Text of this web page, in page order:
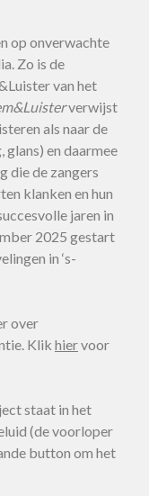
op onverwachte
Zo is de
van het
verwijst
als naar de
glans) en daarmee
die de zangers
klanken en hun
jaren in
2025 gestart
in ‘s-
over
Klik hiervoor
staat in het
(de voorloper
button om het